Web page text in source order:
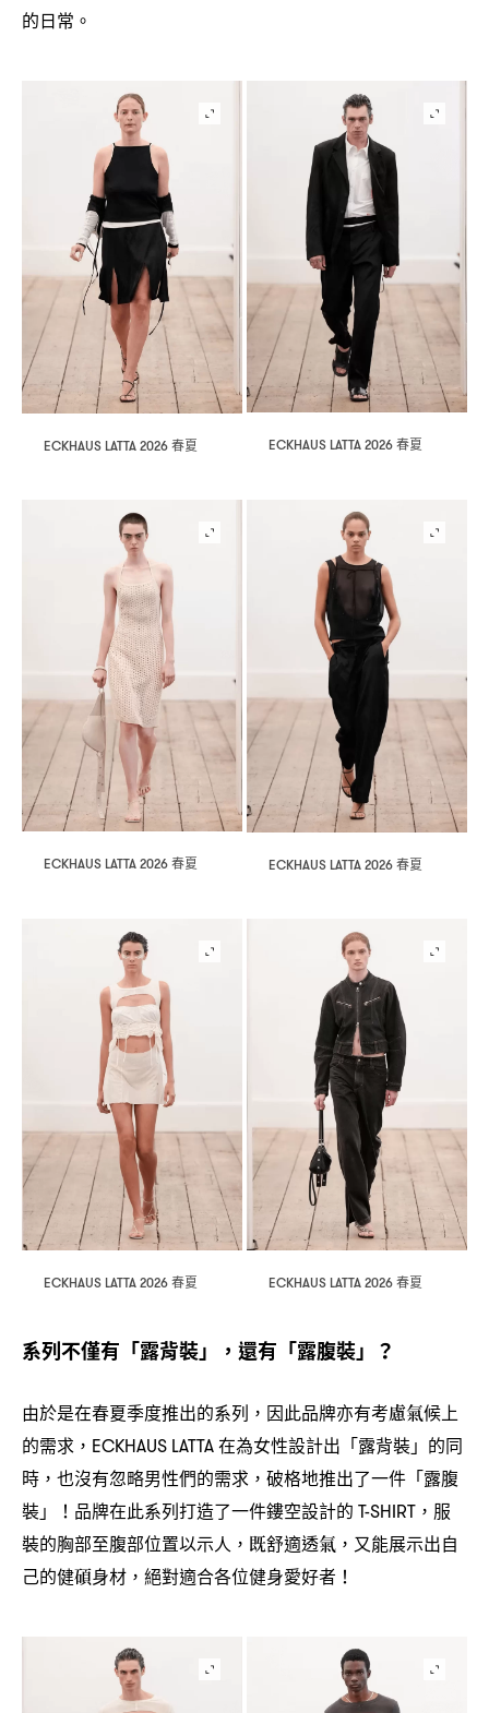
的日常。
ECKHAUS LATTA 2026春夏 ECKHAUS LATTA 2026春夏
ECKHAUS LATTA 2026春夏 ECKHAUS LATTA 2026春夏
ECKHAUS LATTA 2026春夏 ECKHAUS LATTA 2026春夏
系列不僅有「露背裝」 ， 還有「露腹裝」 ？
由於是在春夏季度推出的系列 ， 因此品牌亦有考慮氣候上
的需求 ，ECKHAUS LATTA在為女性設計出「露背裝」的同
時 ， 也沒有忽略男性們的需求 ， 破格地推出了一件「露腹
裝」
！ 品牌在此系列打造了一件鏤空設計的 T-SHIRT， 服
裝的胸部至腹部位置以示人 ， 既舒適透氣 ， 又能展示出自
己的健碩身材 ， 絕對適合各位健身愛好者 ！